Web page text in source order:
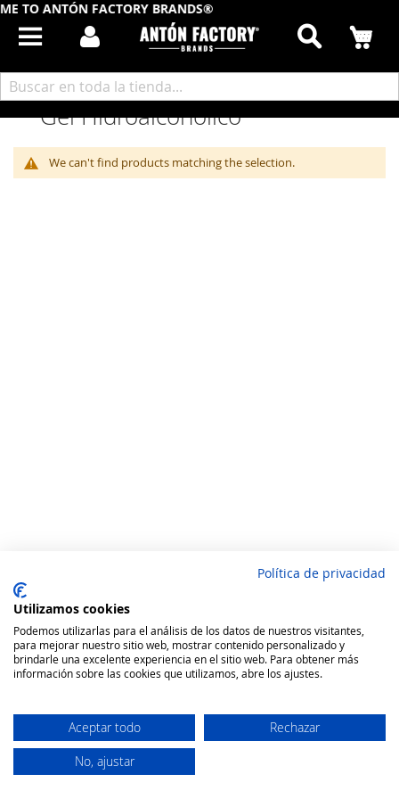
TO ANTÓN FACTORY BRANDS®
Buscar
Inicio Cuidado Calzado Gel Hidroalcohólico
Gel Hidroalcohólico
We can't find products matching the selection.
Política de privacidad
Utilizamos cookies
Podemos utilizarlas para el análisis de los datos de nuestros visitantes,
para mejorar nuestro sitio web, mostrar contenido personalizado y
brindarle una excelente experiencia en el sitio web. Para obtener más
información sobre las cookies que utilizamos, abre los ajustes.
Aceptar todo Rechazar
No, ajustar